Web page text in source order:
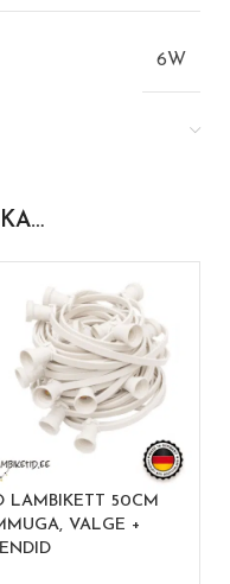
6W
LAMBIKETT 50CM
VALGE +